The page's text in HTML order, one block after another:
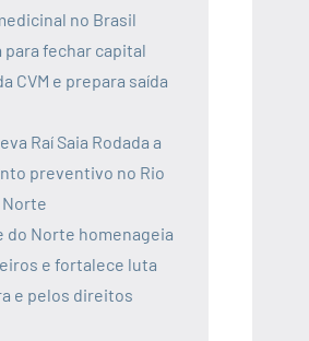
no Brasil
para fechar capital
CVM e prepara saída
Raí Saia Rodada a
preventivo no Rio
Norte
do Norte homenageia
e fortalece luta
e pelos direitos